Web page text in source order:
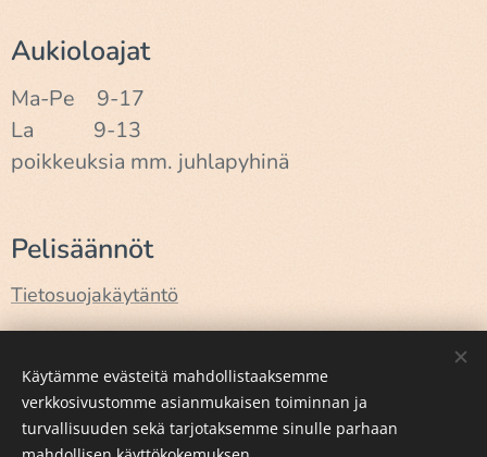
Aukioloajat
Ma-Pe 9-17
La 9-13
poikkeuksia mm. juhlapyhinä
Pelisäännöt
Tietosuojakäytäntö
LuotuWebnodella Evästeet
Käytämme evästeitä mahdollistaaksemme
verkkosivustomme asianmukaisen toiminnan ja
turvallisuuden sekä tarjotaksemme sinulle parhaan